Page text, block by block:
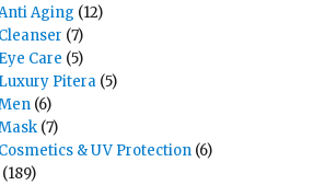
Aging (12)
(7)
Care (5)
Pitera (5)
(6)
(7)
& UV Protection (6)
(189)